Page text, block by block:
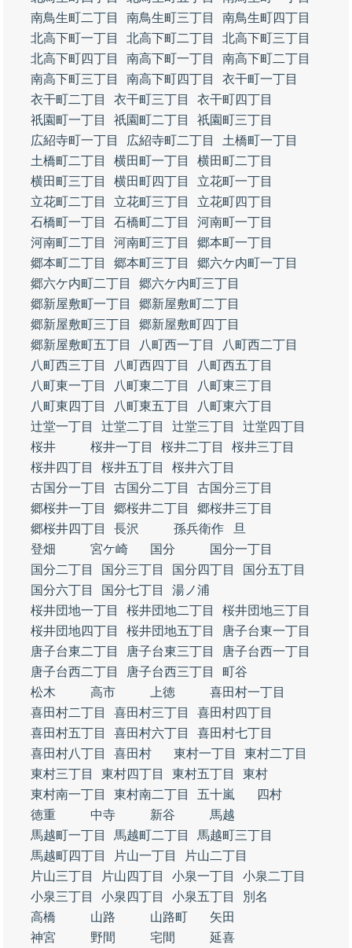
南鳥生町二丁目
南鳥生町三丁目
南鳥生町四丁目
北高下町一丁目
北高下町二丁目
北高下町三丁目
北高下町四丁目
南高下町一丁目
南高下町二丁目
南高下町三丁目
南高下町四丁目
衣干町一丁目
衣干町二丁目
衣干町三丁目
衣干町四丁目
祇園町一丁目
祇園町二丁目
祇園町三丁目
広紹寺町一丁目
広紹寺町二丁目
土橋町一丁目
土橋町二丁目
横田町一丁目
横田町二丁目
横田町三丁目
横田町四丁目
立花町一丁目
立花町二丁目
立花町三丁目
立花町四丁目
石橋町一丁目
石橋町二丁目
河南町一丁目
河南町二丁目
河南町三丁目
郷本町一丁目
郷本町二丁目
郷本町三丁目
郷六ケ内町一丁目
郷六ケ内町二丁目
郷六ケ内町三丁目
郷新屋敷町一丁目
郷新屋敷町二丁目
郷新屋敷町三丁目
郷新屋敷町四丁目
郷新屋敷町五丁目
八町西一丁目
八町西二丁目
八町西三丁目
八町西四丁目
八町西五丁目
八町東一丁目
八町東二丁目
八町東三丁目
八町東四丁目
八町東五丁目
八町東六丁目
辻堂一丁目
辻堂二丁目 辻堂三丁目
辻堂四丁目
桜井
桜井一丁目 桜井二丁目
桜井三丁目
桜井四丁目
桜井五丁目
桜井六丁目
古国分一丁目
古国分二丁目
古国分三丁目
郷桜井一丁目
郷桜井二丁目
郷桜井三丁目
郷桜井四丁目
長沢 孫兵衛作
旦
登畑
宮ケ崎 国分
国分一丁目
国分二丁目
国分三丁目 国分四丁目
国分五丁目
国分六丁目
国分七丁目
湯ノ浦
桜井団地一丁目
桜井団地二丁目
桜井団地三丁目
桜井団地四丁目
桜井団地五丁目
唐子台東一丁目
唐子台東二丁目
唐子台東三丁目
唐子台西一丁目
唐子台西二丁目
唐子台西三丁目
町谷
松木
高市 上徳
喜田村一丁目
喜田村二丁目
喜田村三丁目
喜田村四丁目
喜田村五丁目
喜田村六丁目
喜田村七丁目
喜田村八丁目
喜田村 東村一丁目
東村二丁目
東村三丁目
東村四丁目 東村五丁目
東村
東村南一丁目
東村南二丁目 五十嵐
四村
徳重
中寺 新谷
馬越
馬越町一丁目
馬越町二丁目
馬越町三丁目
馬越町四丁目
片山一丁目
片山二丁目
片山三丁目
片山四丁目 小泉一丁目
小泉二丁目
小泉三丁目
小泉四丁目 小泉五丁目
別名
高橋
山路 山路町
矢田
神宮
野間 宅間
延喜